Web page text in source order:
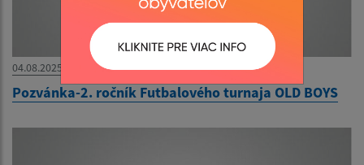
04.08.2025
Pozvánka-2. ročník Futbalového turnaja OLD BOYS